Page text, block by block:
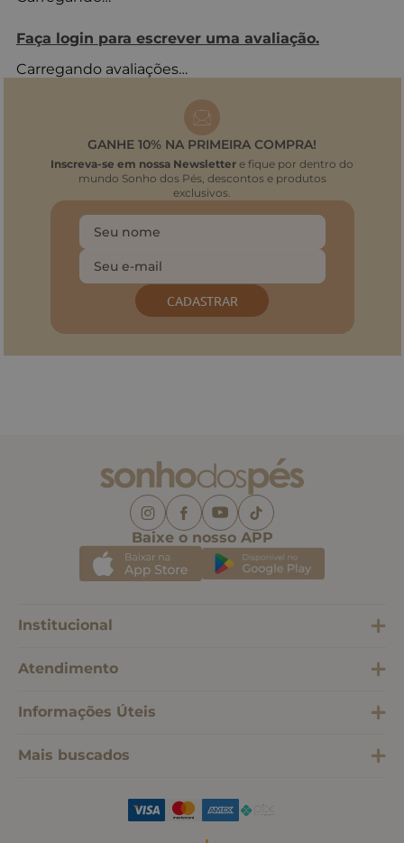
Faça login para escrever uma avaliação.
Carregando avaliações…
GANHE 10% NA PRIMEIRA COMPRA!
Inscreva-se em nossa Newsletter e fique por dentro do
mundo Sonho dos Pés, descontos e produtos
exclusivos.
CADASTRAR
Baixe o nosso APP
Institucional
Atendimento
Informações Úteis
Mais buscados